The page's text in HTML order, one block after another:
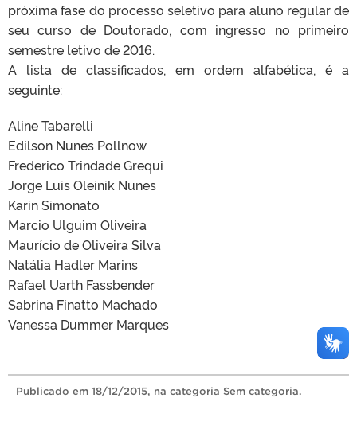
próxima fase do processo seletivo para aluno regular de
seu curso de Doutorado, com ingresso no primeiro
semestre letivo de 2016.
A lista de classificados, em ordem alfabética, é a
seguinte:
Aline Tabarelli
Edilson Nunes Pollnow
Frederico Trindade Grequi
Jorge Luis Oleinik Nunes
Karin Simonato
Marcio Ulguim Oliveira
Maurício de Oliveira Silva
Natália Hadler Marins
Rafael Uarth Fassbender
Sabrina Finatto Machado
Vanessa Dummer Marques
Publicado em 18/12/2015, na categoria Sem categoria.